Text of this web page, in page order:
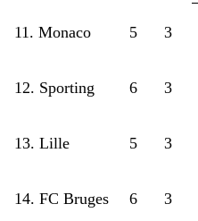
11. Monaco 5 3
12. Sporting 6 3
13. Lille 5 3
14. FC Bruges 6 3